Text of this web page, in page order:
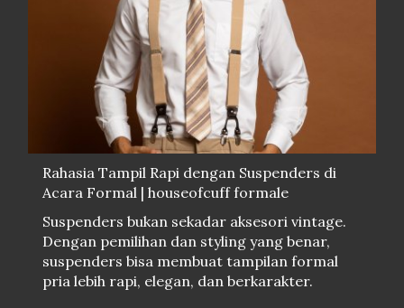
Rahasia Tampil Rapi dengan Suspenders di
Acara Formal | houseofcuff formale
Suspenders bukan sekadar aksesori vintage.
Dengan pemilihan dan styling yang benar,
suspenders bisa membuat tampilan formal
pria lebih rapi, elegan, dan berkarakter.